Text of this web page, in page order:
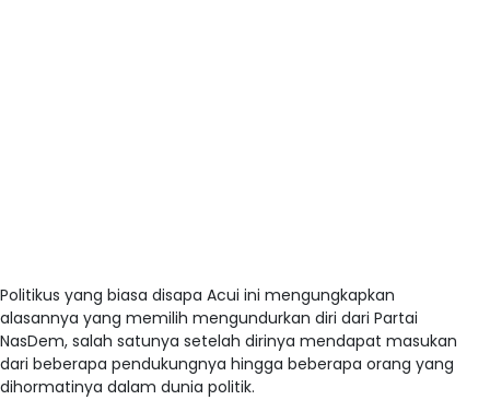
Politikus yang biasa disapa Acui ini mengungkapkan
alasannya yang memilih mengundurkan diri dari Partai
NasDem, salah satunya setelah dirinya mendapat masukan
dari beberapa pendukungnya hingga beberapa orang yang
dihormatinya dalam dunia politik.